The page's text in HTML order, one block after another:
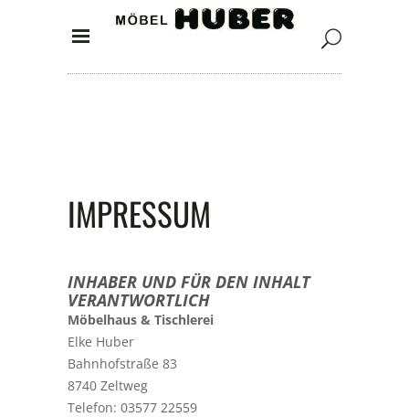
IMPRESSUM
INHABER UND FÜR DEN INHALT
VERANTWORTLICH
Möbelhaus & Tischlerei
Elke Huber
Bahnhofstraße 83
8740 Zeltweg
Telefon: 03577 22559